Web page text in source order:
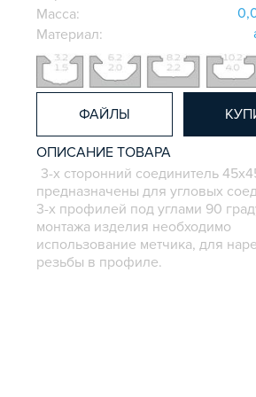
Масса:
Материал:
ФАЙЛЫ
ОПИСАНИЕ ТОВАРА
3-х сторонний соединитель 45х45
предназначены для угловых
3-х профилей под углами 90
монтажа изделия необходимо
использование метчика, для
резьбы в профиле.